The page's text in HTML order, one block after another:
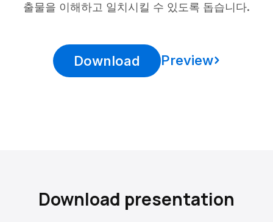
출물을 이해하고 일치시킬 수 있도록 돕습니다.
Download Preview
Download presentation